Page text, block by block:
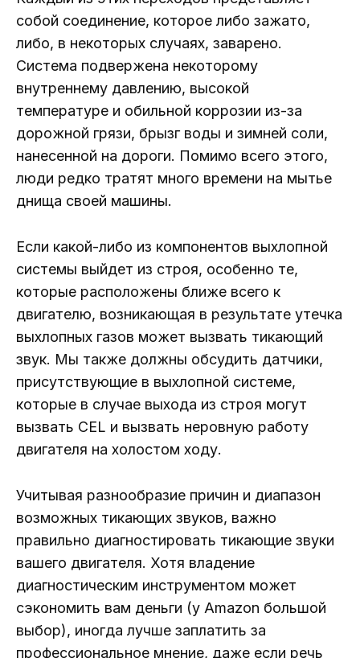
собой соединение, которое либо зажато,
либо, в некоторых случаях, заварено.
Система подвержена некоторому
внутреннему давлению, высокой
температуре и обильной коррозии из-за
дорожной грязи, брызг воды и зимней соли,
нанесенной на дороги. Помимо всего этого,
люди редко тратят много времени на мытье
днища своей машины.
Если какой-либо из компонентов выхлопной
системы выйдет из строя, особенно те,
которые расположены ближе всего к
двигателю, возникающая в результате утечка
выхлопных газов может вызвать тикающий
звук. Мы также должны обсудить датчики,
присутствующие в выхлопной системе,
которые в случае выхода из строя могут
вызвать CEL и вызвать неровную работу
двигателя на холостом ходу.
Учитывая разнообразие причин и диапазон
возможных тикающих звуков, важно
правильно диагностировать тикающие звуки
вашего двигателя. Хотя владение
диагностическим инструментом может
сэкономить вам деньги (у Amazon большой
выбор), иногда лучше заплатить за
профессиональное мнение, даже если речь